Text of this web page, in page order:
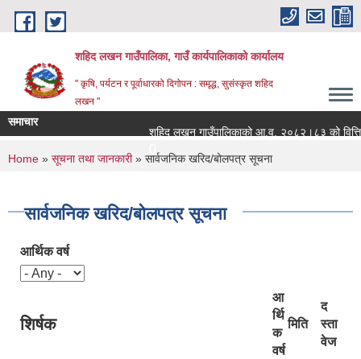
Skip to main content
शहिद लखन गाउँपालिका, गाउँ कार्यपालिकाको कार्यालय
" कृषि, पर्यटन र पूर्वाधारको दिगोपन : समृद्ध, सुसंस्कृत शहिद
लखन "
समाचार
शहिद लखन गाउँपालिकाको आ.व. २०८२।८३ को वित्तिय
You are here
Home » सूचना तथा जानकारी» सार्वजनिक खरिद/बोलपत्र सूचना
सार्वजनिक खरिद/बोलपत्र सूचना
आर्थिक वर्ष
शिर्षक
आ
र्थि
क
वर्ष
मिति
द
स्ता
वेज